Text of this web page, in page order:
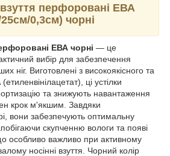
перфоровані ЕВА
0,3см) чорні
ЕВА чорні — це
вибір для забезпечення
ніг. Виготовлені з високоякісного та
ці устілки
та знижують навантаження
крок м'якшим. Завдяки
вони забезпечують оптимальну
скупченню вологи та появі
особливо важливо при активному
носінні взуття. Чорний колір